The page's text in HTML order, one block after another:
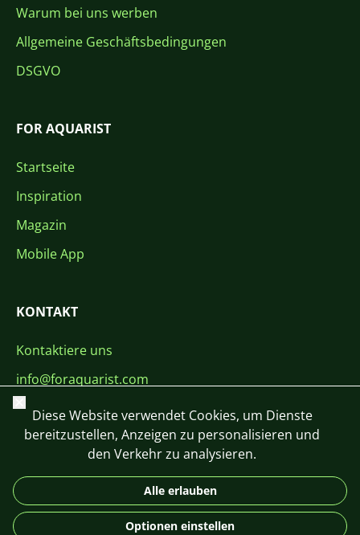
Warum bei uns werben
Allgemeine Geschäftsbedingungen
DSGVO
FOR AQUARIST
Startseite
Inspiration
Magazin
Mobile App
KONTAKT
Kontaktiere uns
info@foraquarist.com
+420 603 449 602
DE
Schließen
Diese Website verwendet Cookies, um Dienste
bereitzustellen, Anzeigen zu personalisieren und
den Verkehr zu analysieren.
Alle erlauben
Optionen einstellen